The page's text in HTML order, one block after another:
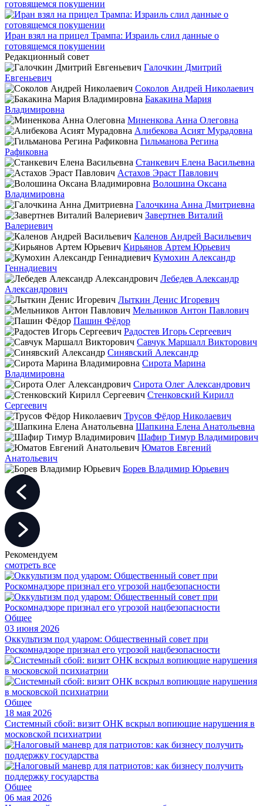
Иран взял на прицел Трампа: Израиль слил данные о
готовящемся покушении
Редакционный совет
Галочкин Дмитрий
Евгеньевич
Соколов Андрей Николаевич
Бакакина Мария
Владимировна
Миненкова Анна Олеговна
Алибекова Асият Мурадовна
Гильманова Регина
Рафиковна
Станкевич Елена Васильевна
Астахов Эраст Павлович
Волошина Оксана
Владимировна
Галочкина Анна Дмитриевна
Завертнев Виталий
Валериевич
Каленов Андрей Васильевич
Кирьянов Артем Юрьевич
Кумохин Александр
Геннадиевич
Лебедев Александр
Александрович
Лыткин Денис Игоревич
Мельников Антон Павлович
Пашин Фёдор
Радостев Игорь Сергеевич
Савчук Маршалл Викторович
Синявский Александр
Сирота Марина
Владимировна
Сирота Олег Александрович
Стенковский Кирилл
Сергеевич
Трусов Фёдор Николаевич
Шапкина Елена Анатольевна
Шафир Тимур Владимирович
Юматов Евгений
Анатольевич
Борев Владимир Юрьевич
Рекомендуем
смотреть все
Общее
03 июня 2026
Оккультизм под ударом: Общественный совет при
Роскомнадзоре признал его угрозой нацбезопасности
Общее
18 мая 2026
Системный сбой: визит ОНК вскрыл вопиющие нарушения в
московской психиатрии
Общее
06 мая 2026